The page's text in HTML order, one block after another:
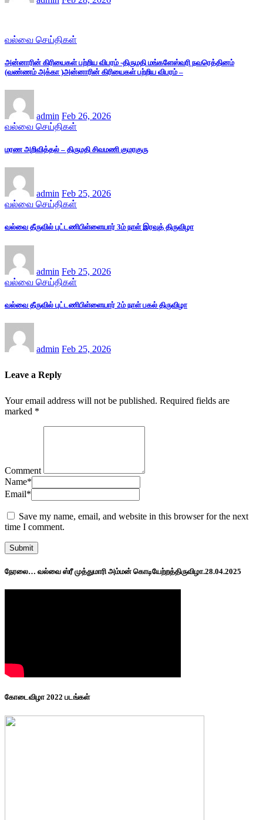
வல்வை செய்திகள்
அன்னாரின் கிரியைகள் பற்றிய விபரம் -திருமதி மங்களேஸ்வரி நவரெத்தினம்
(வண்ணம் அக்கா )அன்னாரின் கிரியைகள் பற்றிய விபரம் –
admin Feb 26, 2026
வல்வை செய்திகள்
மரண அறிவித்தல் – திருமதி சிவமணி குமரகுரு
admin Feb 25, 2026
வல்வை செய்திகள்
வல்வை தீருவில் புட்டணிபிள்ளையார் 3ம் நாள் இரவுத் திருவிழா
admin Feb 25, 2026
வல்வை செய்திகள்
வல்வை தீருவில் புட்டணிபிள்ளையார் 2ம் நாள் பகல் திருவிழா
admin Feb 25, 2026
Leave a Reply
Your email address will not be published. Required fields are
marked *
Comment
Name*
Email*
Save my name, email, and website in this browser for the next
time I comment.
நேரலை… வல்வை ஸ்ரீ முத்துமாரி அம்மன் கொடியேற்றத்திருவிழா.28.04.2025
கோடைவிழா 2022 படங்கள்